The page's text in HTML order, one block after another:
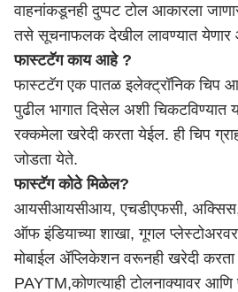
वाहनांकडूनही दुप्पट टोल आकारला
तसे सूचनाफलक देखील लावण्यात
फास्टटॅग काय आहे ?
फास्टटॅग एक पातळ इलेक्ट्रॉनिक चिप
पुढील भागात दिसेल अशी चिकटविण्यात
रक्कमेला खरेदी करता येईल. ही चिप
जोडता येते.
फास्टॅग कोठे मिळेल?
आयसीआयसीआय, एचडीएफसी,
ऑफ इंडियाच्या शाखा, गूगल
मोबाईल ॲप्लिकेशन वरूनही खरेदी
PAYTM,कोणत्याही टोलनाक्यावर